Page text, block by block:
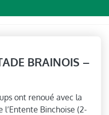
BRAINOIS –
ont renoué avec la
Binchoise (2-